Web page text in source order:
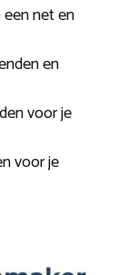
net en
en
voor je
voor je